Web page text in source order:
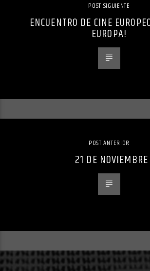
POST SIGUIENTE
ENCUENTRO DE CINE
EUROPA!
POST ANTERIOR
21 DE NOVIEMBRE